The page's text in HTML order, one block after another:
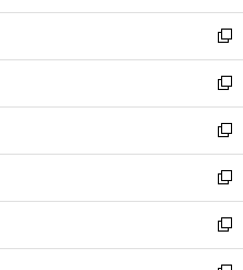
開
く
ウ
で
開
く
ン
ド
ウ
で
開
く
ウ
ィ
ン
ド
ウ
で
開
く
新
し
い
ウ
ィ
ン
ド
ウ
で
開
新
し
い
ウ
ィ
ン
ド
ウ
新
し
い
ウ
ィ
ン
新
し
い
ウ
新
し